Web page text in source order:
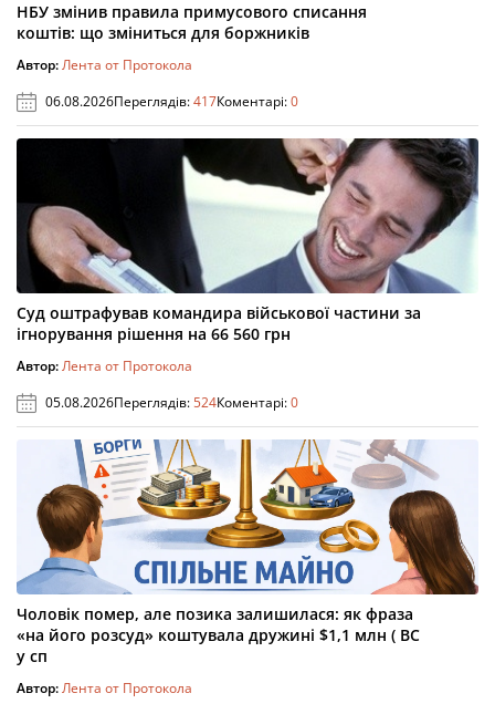
НБУ змінив правила примусового списання
коштів: що зміниться для боржників
Автор:Лента от Протокола
06.08.2026Переглядів:417Коментарі:0
Суд оштрафував командира військової частини за
ігнорування рішення на 66 560 грн
Автор:Лента от Протокола
05.08.2026Переглядів:524Коментарі:0
Чоловік помер, але позика залишилася: як фраза
«на його розсуд» коштувала дружині $1,1 млн ( ВС
у сп
Автор:Лента от Протокола